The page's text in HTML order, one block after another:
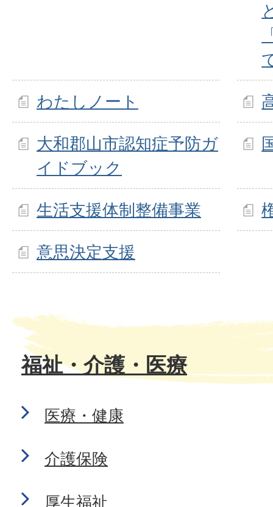
わたしノート
大和郡山市認知症予防ガ
イドブック
生活支援体制整備事業
意思決定支援
福祉・介護・医療
医療・健康
介護保険
厚生福祉